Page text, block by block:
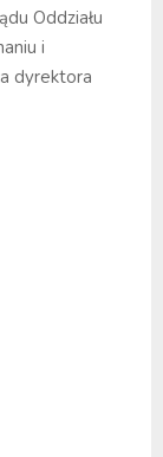
Oddziału
i
dyrektora